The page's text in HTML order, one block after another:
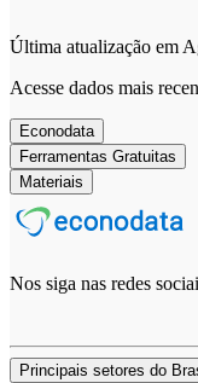
Última atualização em
Acesse dados mais
Econodata
Ferramentas Gratuitas
Materiais
Nos siga nas redes
Principais setores do